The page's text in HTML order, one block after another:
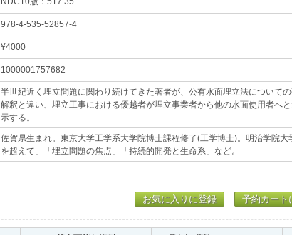
978-4-535-52857-4
¥4000
1000001757682
半世紀近く埋立問題に関わり続けてきた著者が、公有水面埋立法について
解釈と違い、埋立工事における優越者が埋立事業者から他の水面使用者へ
示する。
佐賀県生まれ。東京大学工学系大学院博士課程修了(工学博士)。明治学院
を超えて」「埋立問題の焦点」「持続的開発と生命系」など。
お気に入りに登録 予約カート